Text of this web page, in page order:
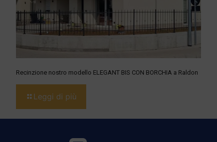
Recinzione nostro modello ELEGANT BIS CON BORCHIA a Raldon
Leggi di più